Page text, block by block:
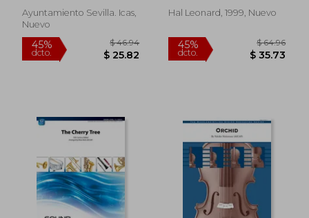
Ayuntamiento Sevilla. Icas,
Nuevo
Hal Leonard, 1999, Nuevo